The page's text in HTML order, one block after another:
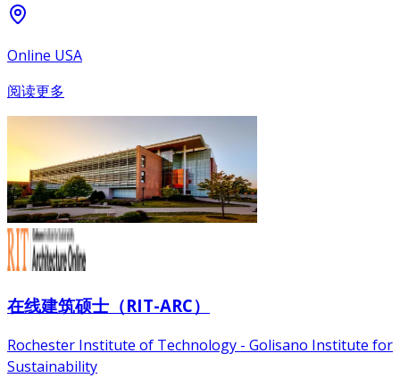
Online USA
阅读更多
在线建筑硕士（RIT-ARC）
Rochester Institute of Technology - Golisano Institute for
Sustainability